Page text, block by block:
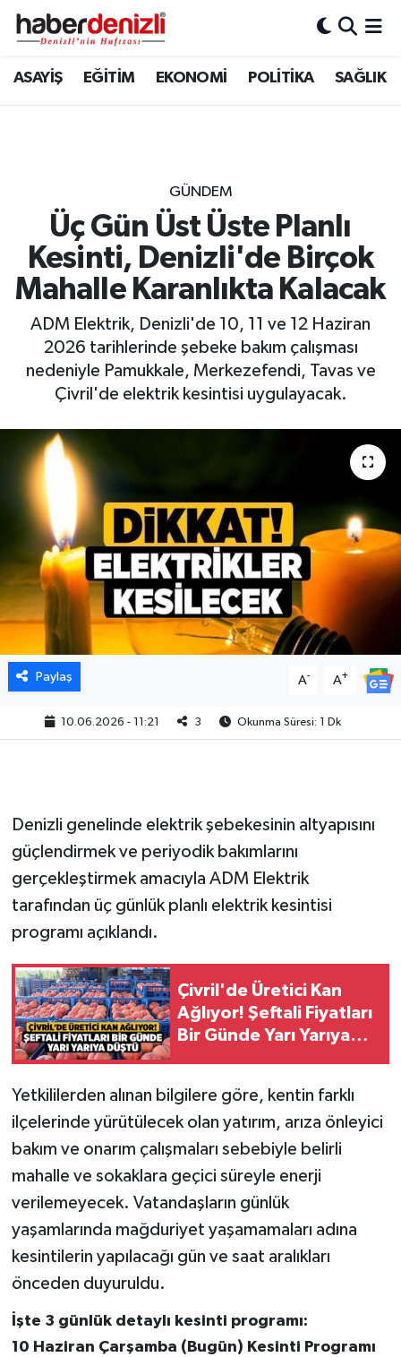
ASAYİŞ EĞİTİM EKONOMİ POLİTİKA SAĞLIK
GÜNDEM
Üç Gün Üst Üste Planlı
Kesinti, Denizli'de Birçok
Mahalle Karanlıkta Kalacak
ADM Elektrik, Denizli'de 10, 11 ve 12 Haziran
2026 tarihlerinde şebeke bakım çalışması
nedeniyle Pamukkale, Merkezefendi, Tavas ve
Çivril'de elektrik kesintisi uygulayacak.
Paylaş A- A+
10.06.2026 - 11:21 3 Okunma Süresi: 1 Dk
Denizli genelinde elektrik şebekesinin altyapısını
güçlendirmek ve periyodik bakımlarını
gerçekleştirmek amacıyla ADM Elektrik
tarafından üç günlük planlı elektrik kesintisi
programı açıklandı.
Çivril'de Üretici Kan
Ağlıyor! Şeftali Fiyatları
Bir Günde Yarı Yarıya
Yetkililerden alınan bilgilere göre, kentin farklı
ilçelerinde yürütülecek olan yatırım, arıza önleyici
bakım ve onarım çalışmaları sebebiyle belirli
mahalle ve sokaklara geçici süreyle enerji
verilemeyecek. Vatandaşların günlük
yaşamlarında mağduriyet yaşamamaları adına
kesintilerin yapılacağı gün ve saat aralıkları
önceden duyuruldu.
İşte 3 günlük detaylı kesinti programı:
10 Haziran Çarşamba (Bugün) Kesinti Programı
Denizli Nöbetçi Eczaneler
Puan Durumu ve Fikstür
Tüm Manşetler
Son Dakika Haberleri
Haber Arşivi